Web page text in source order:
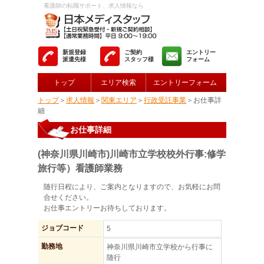
看護師の転職サポート、求人情報なら
新規登録
派遣先様
ご契約
スタッフ様
エントリー
フォーム
トップ エリア検索 エントリーフォーム
トップ＞ 求人情報 ＞ 関東エリア ＞ 行政受託事業 ＞お仕事詳
細
お仕事詳細
(神奈川県川崎市)川崎市立学校校外行事:修学
旅行等）看護師業務
随行日程により、ご案内となりますので、お気軽にお問
合せください。
お仕事エントリーお待ちしております。
ジョブコード 5
勤務地
神奈川県川崎市立学校から行事に
随行